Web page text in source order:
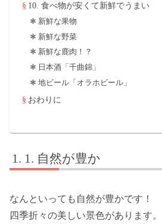
10. 食べ物が安くて新鮮でうまい
新鮮な果物
新鮮な野菜
新鮮な鹿肉！？
日本酒「千曲錦」
地ビール「オラホビール」
おわりに
1. 自然が豊か
なんといっても自然が豊かです！
四季折々の美しい景色があります。